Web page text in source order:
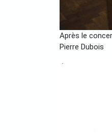
Après le
Pierre Dubois